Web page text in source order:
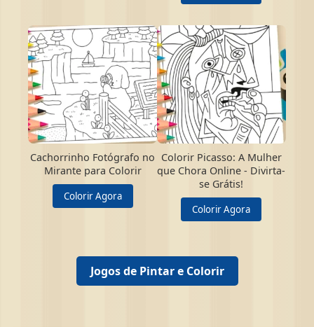
Cachorrinho Fotógrafo no
Mirante para Colorir
Colorir Agora
Colorir Picasso: A Mulher
que Chora Online - Divirta-
se Grátis!
Colorir Agora
Jogos de Pintar e Colorir